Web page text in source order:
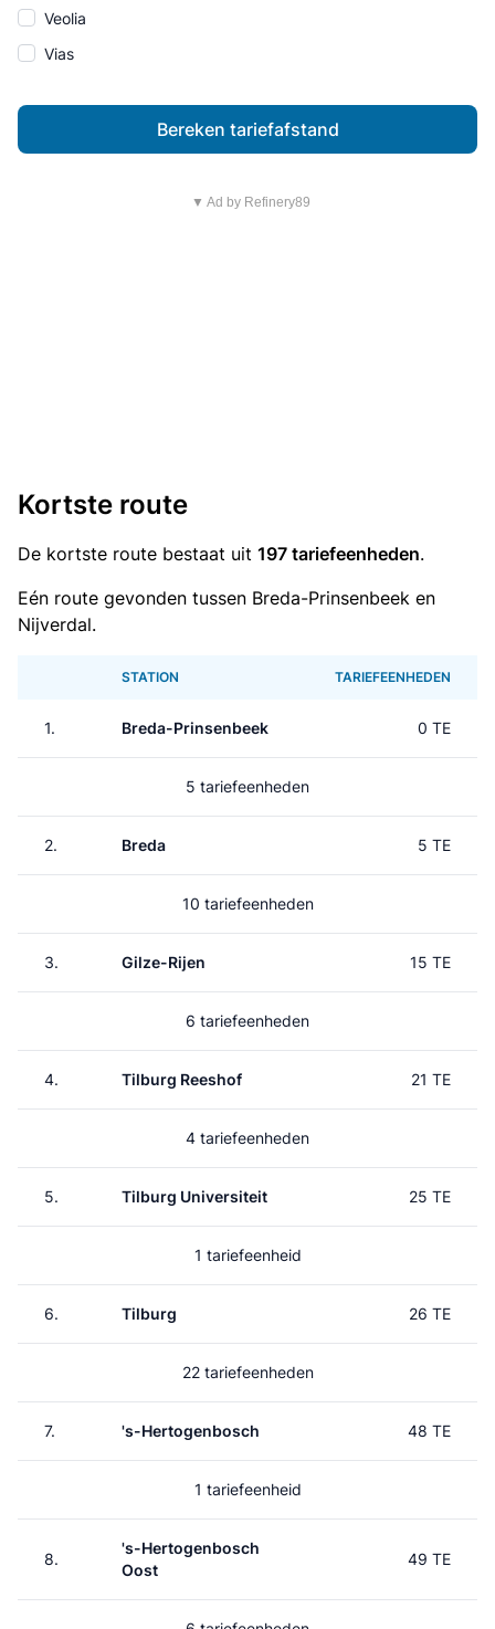
Veolia
Vias
Bereken tariefafstand
▼ Ad by Refinery89
Kortste route
De kortste route bestaat uit 197 tariefeenheden.
Eén route gevonden tussen Breda-Prinsenbeek en
Nijverdal.
STATION TARIEFEENHEDEN
1. Breda-Prinsenbeek 0 TE
5 tariefeenheden
2. Breda 5 TE
10 tariefeenheden
3. Gilze-Rijen 15 TE
6 tariefeenheden
4. Tilburg Reeshof 21 TE
4 tariefeenheden
5. Tilburg Universiteit 25 TE
1 tariefeenheid
6. Tilburg 26 TE
22 tariefeenheden
7. 's-Hertogenbosch 48 TE
1 tariefeenheid
8.
's-Hertogenbosch
Oost
49 TE